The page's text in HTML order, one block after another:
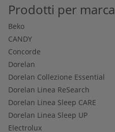
Prodotti per marca
Beko
CANDY
Concorde
Dorelan
Dorelan Collezione Essential
Dorelan Linea ReSearch
Dorelan Linea Sleep CARE
Dorelan Linea Sleep UP
Electrolux